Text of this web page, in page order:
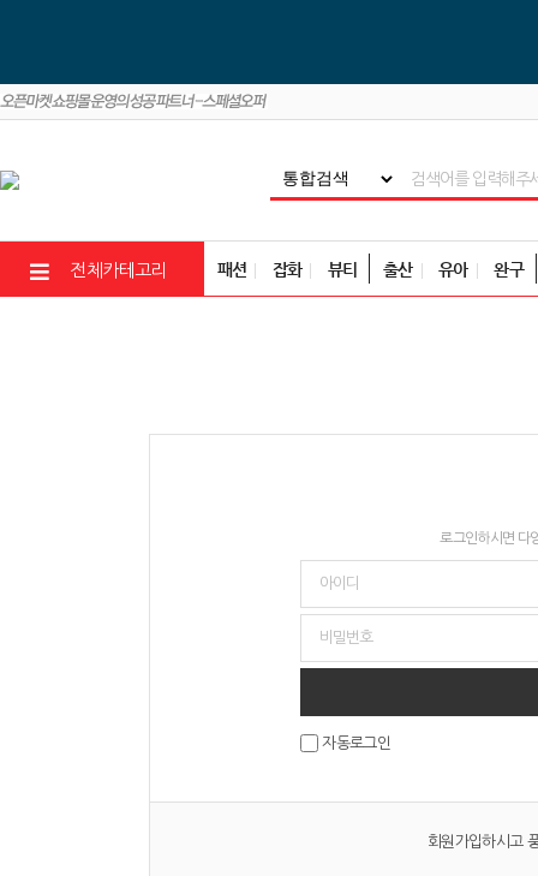
전체카테고리 패션 잡화 뷰티 출산 유아 완구
로그인하시면 다
자동로그인
회원가입하시고